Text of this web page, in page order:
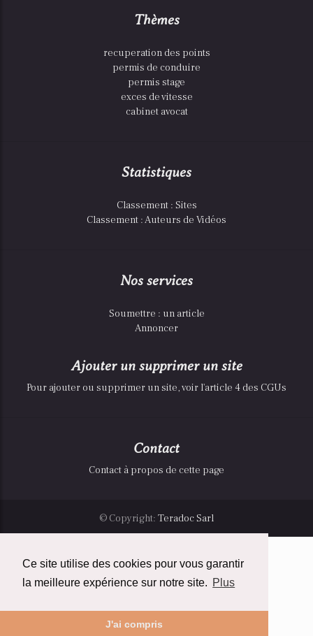
Ce site utilise des cookies pour vous garantir
la meilleure expérience sur notre site. Plus
J'ai compris
Thèmes
recuperation des points
permis de conduire
permis stage
exces de vitesse
cabinet avocat
Statistiques
Classement : Sites
Classement : Auteurs de Vidéos
Nos services
Soumettre : un article
Annoncer
Ajouter un supprimer un site
Pour ajouter ou supprimer un site, voir l'article 4 des CGUs
Contact
Contact à propos de cette page
© Copyright: Teradoc Sarl